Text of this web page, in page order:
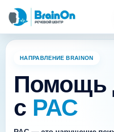
НАПРАВЛЕНИЕ BRAINON
Помощь
с РАС